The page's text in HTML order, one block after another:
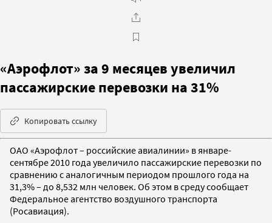
«Аэрофлот» за 9 месяцев увеличил
пассажирские перевозки на 31%
Копировать ссылку
ОАО «Аэрофлот – российские авиалинии» в январе-
сентябре 2010 года увеличило пассажирские перевозки по
сравнению с аналогичным периодом прошлого года на
31,3% – до 8,532 млн человек. Об этом в среду сообщает
Федеральное агентство воздушного транспорта
(Росавиация).